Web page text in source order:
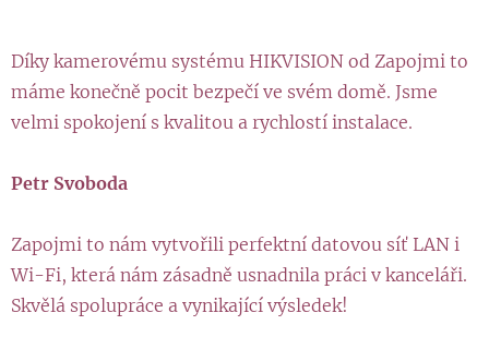
Díky kamerovému systému HIKVISION od Zapojmi to
máme konečně pocit bezpečí ve svém domě. Jsme
velmi spokojení s kvalitou a rychlostí instalace.
Petr Svoboda
Zapojmi to nám vytvořili perfektní datovou síť LAN i
Wi-Fi, která nám zásadně usnadnila práci v kanceláři.
Skvělá spolupráce a vynikající výsledek!